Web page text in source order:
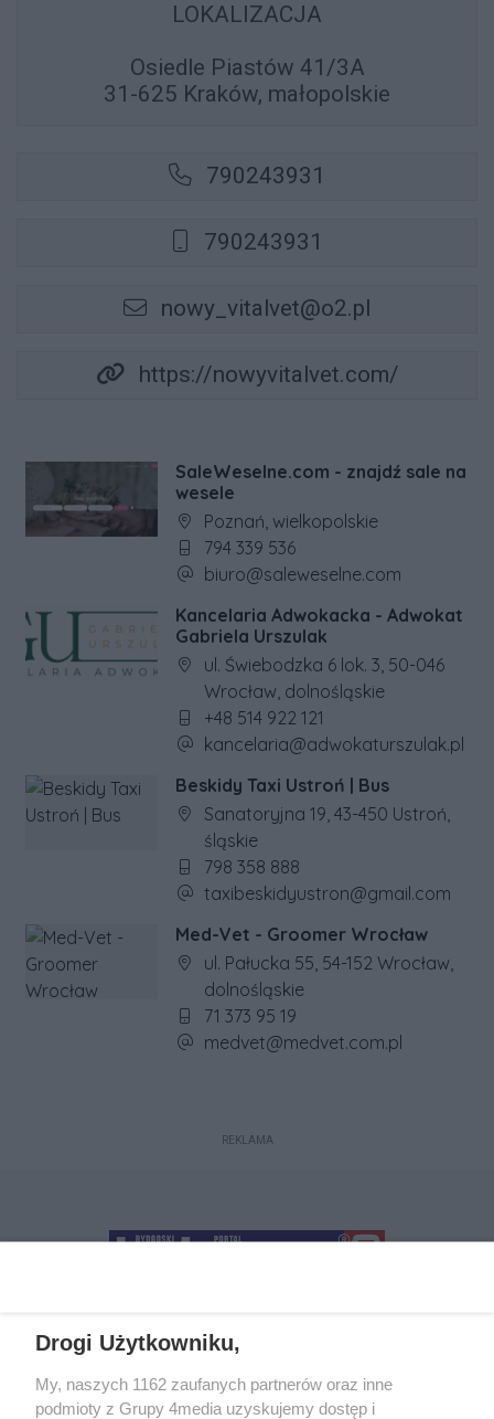
LOKALIZACJA
Osiedle Piastów 41/3A
31-625 Kraków, małopolskie
790243931
790243931
nowy_vitalvet@o2.pl
https://nowyvitalvet.com/
SaleWeselne.com - znajdź sale na
wesele
Adres firmy:
Poznań, wielkopolskie
Numer telefonu firmy:
794 339 536
Adres e-mail firmy:
biuro@saleweselne.com
Kancelaria Adwokacka - Adwokat
Gabriela Urszulak
Adres firmy:
ul. Świebodzka 6 lok. 3, 50-046
Wrocław, dolnośląskie
Numer telefonu firmy:
+48 514 922 121
Adres e-mail firmy:
kancelaria@adwokaturszulak.pl
Beskidy Taxi Ustroń | Bus
Adres firmy:
Sanatoryjna 19, 43-450 Ustroń,
śląskie
Numer telefonu firmy:
798 358 888
Adres e-mail firmy:
taxibeskidyustron@gmail.com
Med-Vet - Groomer Wrocław
Adres firmy:
ul. Pałucka 55, 54-152 Wrocław,
dolnośląskie
Numer telefonu firmy:
71 373 95 19
Adres e-mail firmy:
medvet@medvet.com.pl
REKLAMA
+48 52 5812666
Drogi Użytkowniku,
My, naszych 1162 zaufanych partnerów oraz inne
podmioty z Grupy 4media uzyskujemy dostęp i